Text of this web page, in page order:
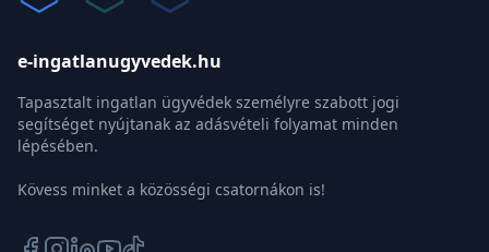
e-ingatlanugyvedek.hu
Tapasztalt ingatlan ügyvédek személyre szabott jogi
segítséget nyújtanak az adásvételi folyamat minden
lépésében.
Kövess minket a közösségi csatornákon is!